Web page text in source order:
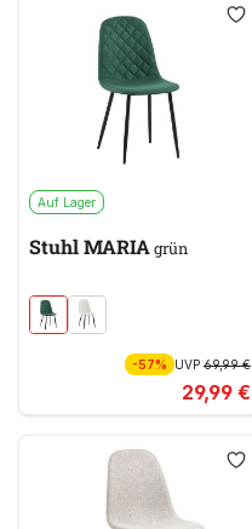
Auf Lager
Stuhl MARIAgrün
-57% UVP 69,99 €
29,99 €